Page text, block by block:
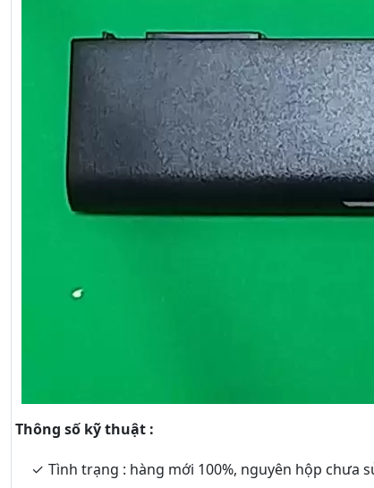
Thông số kỹ thuật :
Tình trạng : hàng mới 100%, nguyên hộp chưa